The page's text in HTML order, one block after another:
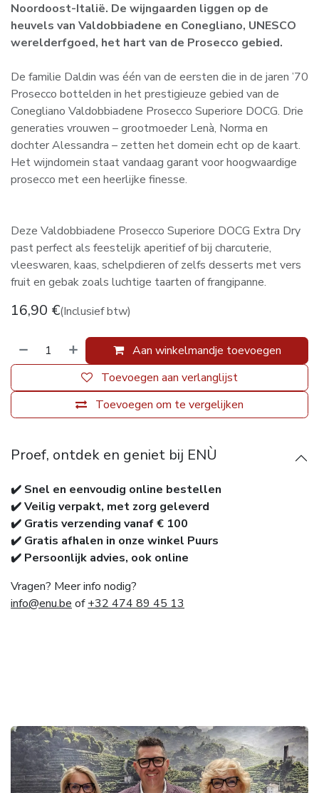
Noordoost-Italië. De wijngaarden liggen op de
heuvels van Valdobbiadene en Conegliano, UNESCO
werelderfgoed, het hart van de Prosecco gebied.
De familie Daldin was één van de eersten die in de jaren ’70
Prosecco bottelden in het prestigieuze gebied van de
Conegliano Valdobbiadene Prosecco Superiore DOCG. Drie
generaties vrouwen – grootmoeder Lenà, Norma en
dochter Alessandra – zetten het domein echt op de kaart.
Het wijndomein staat vandaag garant voor hoogwaardige
prosecco met een heerlijke finesse.
Deze Valdobbiadene Prosecco Superiore DOCG Extra Dry
past perfect als feestelijk aperitief of bij charcuterie,
vleeswaren, kaas, schelpdieren of zelfs desserts met vers
fruit en gebak zoals luchtige taarten of frangipanne.
16,90 €(Inclusief btw)
Aan winkelmandje toevoegen
Toevoegen om te vergelijken
Toevoegen aan verlanglijst
Proef, ontdek en geniet bij ENÙ
✔️ Snel en eenvoudig online bestellen
✔️ Veilig verpakt, met zorg geleverd
✔️ Gratis verzending vanaf € 100
✔️ Gratis afhalen in onze winkel Puurs
✔️ Persoonlijk advies, ook online
Vragen? Meer info nodig?
info@enu.be of+32 474 89 45 13